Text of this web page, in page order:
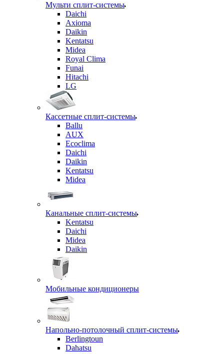
Мульти сплит-системы
Daichi
Axioma
Daikin
Kentatsu
Midea
Royal Clima
Funai
Hitachi
LG
Кассетные сплит-системы
Ballu
AUX
Ecoclima
Daichi
Daikin
Kentatsu
Midea
Канальные сплит-системы
Kentatsu
Daichi
Midea
Daikin
Мобильные кондиционеры
Напольно-потолочный сплит-системы
Berlingtoun
Dahatsu